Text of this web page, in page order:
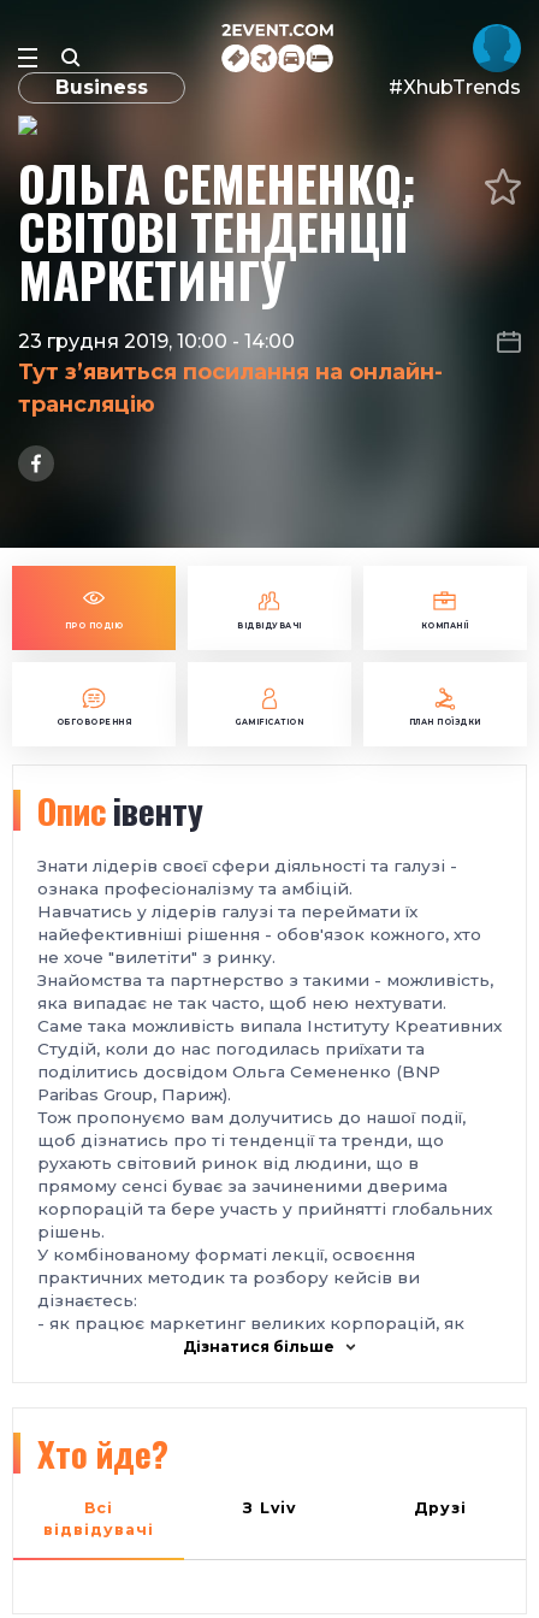
Business #XhubTrends
ОЛЬГА СЕМЕНЕНКО:
СВІТОВІ ТЕНДЕНЦІЇ
МАРКЕТИНГУ
23 грудня 2019, 10:00 - 14:00
Тут з’явиться посилання на онлайн-
трансляцію
ПРО ПОДІЮ ВІДВІДУВАЧІ КОМПАНІЇ
ОБГОВОРЕННЯ GAMIFICATION ПЛАН ПОЇЗДКИ
Описівенту
Знати лідерів своєї сфери діяльності та галузі -
ознака професіоналізму та амбіцій.
Навчатись у лідерів галузі та переймати їх
найефективніші рішення - обов'язок кожного, хто
не хоче "вилетіти" з ринку.
Знайомства та партнерство з такими - можливість,
яка випадає не так часто, щоб нею нехтувати.
Саме така можливість випала Інституту Креативних
Студій, коли до нас погодилась приїхати та
поділитись досвідом Ольга Семененко (BNP
Paribas Group, Париж).
Тож пропонуємо вам долучитись до нашої події,
щоб дізнатись про ті тенденції та тренди, що
рухають світовий ринок від людини, що в
прямому сенсі буває за зачиненими дверима
корпорацій та бере участь у прийнятті глобальних
рішень.
У комбінованому форматі лекції, освоєння
практичних методик та розбору кейсів ви
дізнаєтесь:
- як працює маркетинг великих корпорацій, як
вони реагують на зміни та тренди;
- за ким із світових гравців варто поспостерігати
та у кого навчатись;
Про спікера
Освіта:
Дізнатися більше
Хто йде?
Всі
відвідувачі
З Lviv Друзі